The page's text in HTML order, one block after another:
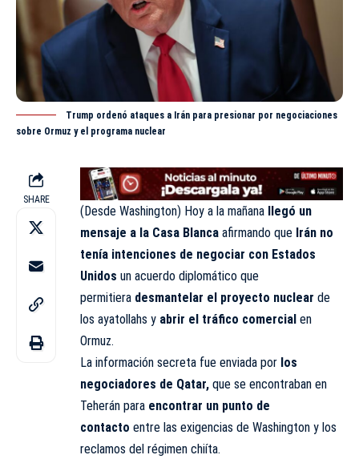
Trump ordenó ataques a Irán para presionar por negociaciones
sobre Ormuz y el programa nuclear
SHARE
(Desde Washington) Hoy a la mañana llegó un
mensaje a la Casa Blanca afirmando que Irán no
tenía intenciones de negociar con Estados
Unidos un acuerdo diplomático que
permitiera desmantelar el proyecto nuclear de
los ayatollahs y abrir el tráfico comercial en
Ormuz.
La información secreta fue enviada por los
negociadores de Qatar, que se encontraban en
Teherán para encontrar un punto de
contacto entre las exigencias de Washington y los
reclamos del régimen chiíta.